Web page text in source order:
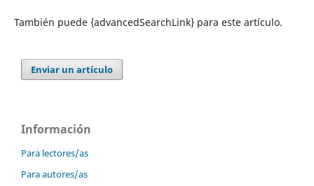
También puede {advancedSearchLink} para este artículo.
Enviar un artículo
Información
Para lectores/as
Para autores/as